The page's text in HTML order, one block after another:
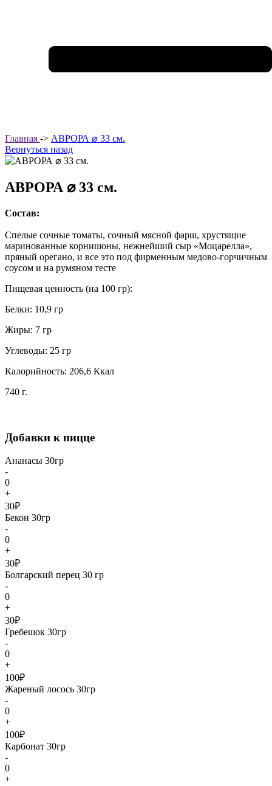
Главная -> АВРОРА ⌀ 33 см.
Вернуться назад
АВРОРА ⌀ 33 см.
Состав:
Спелые сочные томаты, сочный мясной фарш, хрустящие
маринованные корнишоны, нежнейший сыр «Моцарелла»,
пряный орегано, и все это под фирменным медово-горчичным
соусом и на румяном тесте
Пищевая ценность (на 100 гр):
Белки: 10,9 гр
Жиры: 7 гр
Углеводы: 25 гр
Калорийность: 206,6 Ккал
740 г.
Добавки к пицце
Ананасы 30гр
-
0
+
30₽
Бекон 30гр
-
0
+
30₽
Болгарский перец 30 гр
-
0
+
30₽
Гребешок 30гр
-
0
+
100₽
Жареный лосось 30гр
-
0
+
100₽
Карбонат 30гр
-
0
+